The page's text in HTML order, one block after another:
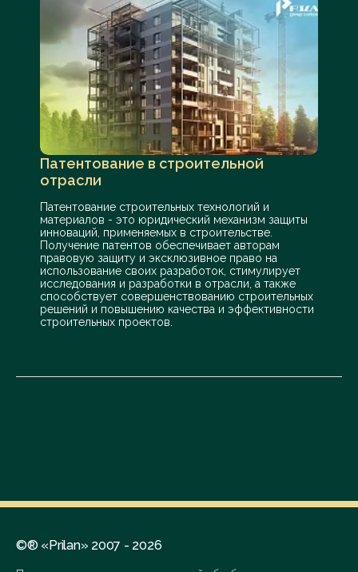
Патентование в строительной
отрасли
Патентование строительных технологий и
материалов - это юридический механизм защиты
инноваций, применяемых в строительстве.
Получение патентов обеспечивает авторам
правовую защиту и эксклюзивное право на
использование своих разработок, стимулирует
исследования и разработки в отрасли, а также
способствует совершенствованию строительных
решений и повышению качества и эффективности
строительных проектов.
©® «Prilan» 2007 - 2026